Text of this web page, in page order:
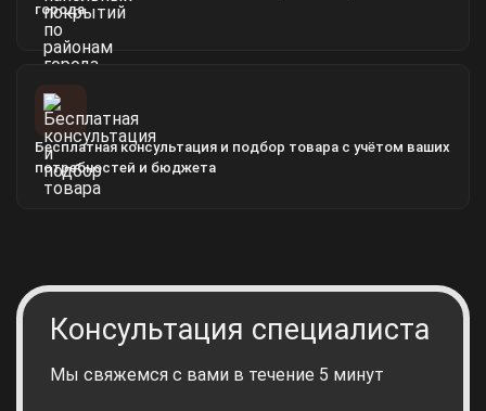
города
Бесплатная консультация и подбор товара с учётом ваших
потребностей и бюджета
Консультация специалиста
Мы свяжемся с вами в течение 5 минут